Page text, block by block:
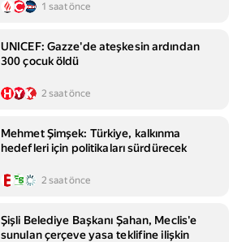
1 saat önce
UNICEF: Gazze'de ateşkesin ardından
300 çocuk öldü
2 saat önce
Mehmet Şimşek: Türkiye, kalkınma
hedefleri için politikaları sürdürecek
2 saat önce
Şişli Belediye Başkanı Şahan, Meclis'e
sunulan çerçeve yasa teklifine ilişkin